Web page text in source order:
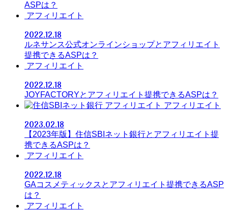
ASPは？
アフィリエイト
2022.12.18
ルネサンス公式オンラインショップとアフィリエイト
提携できるASPは？
アフィリエイト
2022.12.18
JOYFACTORYとアフィリエイト提携できるASPは？
アフィリエイト
2023.02.18
【2023年版】住信SBIネット銀行とアフィリエイト提
携できるASPは？
アフィリエイト
2022.12.18
GAコスメティックスとアフィリエイト提携できるASP
は？
アフィリエイト